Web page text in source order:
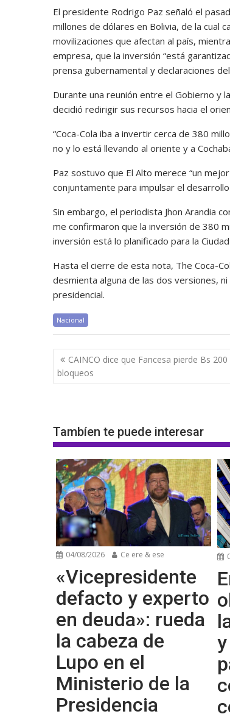
El presidente Rodrigo Paz señaló el
millones de dólares en Bolivia, de la cual
movilizaciones que afectan al país,
empresa, que la inversión “está
prensa gubernamental y declaraciones
Durante una reunión entre el Gobierno y
decidió redirigir sus recursos hacia el
“Coca-Cola iba a invertir cerca de 380
no y lo está llevando al oriente y a
Paz sostuvo que El Alto merece “un
conjuntamente para impulsar el
Sin embargo, el periodista Jhon Arandia
me confirmaron que la inversión de 380
inversión está lo planificado para la
Hasta el cierre de esta nota, The Coca-
desmienta alguna de las dos versiones,
presidencial.
Nacional
Navegación
de
entradas
CAINCO dice que Fancesa pierde Bs
bloqueos
Tambíen te puede interesar
04/08/2026 Ce ere & ese
«Vicepresidente
defacto y experto
en deuda»: rueda
la cabeza de
Lupo en el
Ministerio de la
Presidencia